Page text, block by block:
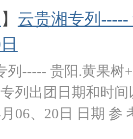
】 云贵湘专列
列----- 贵阳.黄果树
列出团日期和时
06、20日 日期 参